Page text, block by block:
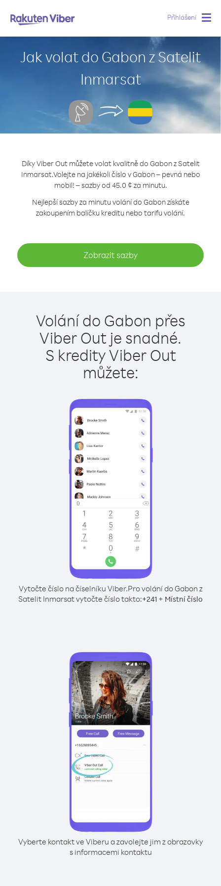
Přihlášení
Jak volat do Gabon z Satelit
Inmarsat
Díky Viber Out můžete volat kvalitně do Gabon z Satelit
Inmarsat.Volejte na jakékoli číslo v Gabon – pevná nebo
mobil! – sazby od 45.0 ¢ za minutu.
Nejlepší sazby za minutu volání do Gabon získáte
zakoupením balíčku kreditu nebo tarifu volání.
Zobrazit sazby
Volání do Gabon přes
Viber Out je snadné.
S kredity Viber Out
můžete:
Vytočte číslo na číselníku Viber.Pro volání do Gabon z
Satelit Inmarsat vytočte číslo takto:+241 + Místní číslo
Vyberte kontakt ve Viberu a zavolejte jim z obrazovky
s informacemi kontaktu